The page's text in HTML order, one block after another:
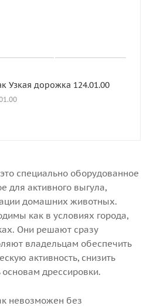
Узкая дорожка 124.01.00
специально оборудованное
для активного выгула,
домашних животных.
как в условиях города,
Они решают сразу
владельцам обеспечить
активность, снизить
основам дрессировки.
невозможен без